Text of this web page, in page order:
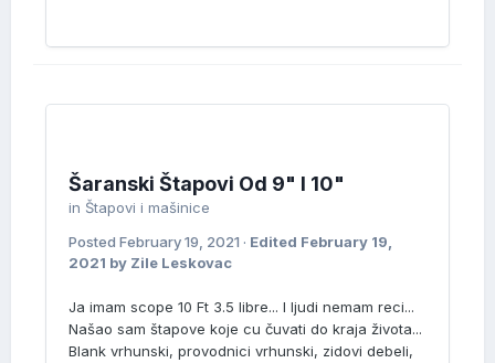
Šaranski Štapovi Od 9" I 10"
in Štapovi i mašinice
Posted February 19, 2021 · Edited February 19,
2021 by Zile Leskovac
Ja imam scope 10 Ft 3.5 libre... I ljudi nemam reci...
Našao sam štapove koje cu čuvati do kraja života...
Blank vrhunski, provodnici vrhunski, zidovi debeli,